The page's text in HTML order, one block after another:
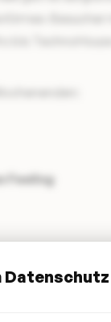
Feeling
Datenschutz